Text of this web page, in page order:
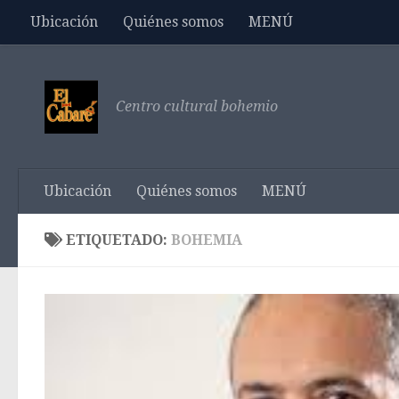
Saltar al contenido
Ubicación Quiénes somos MENÚ
Centro cultural bohemio
Ubicación Quiénes somos MENÚ
ETIQUETADO: BOHEMIA